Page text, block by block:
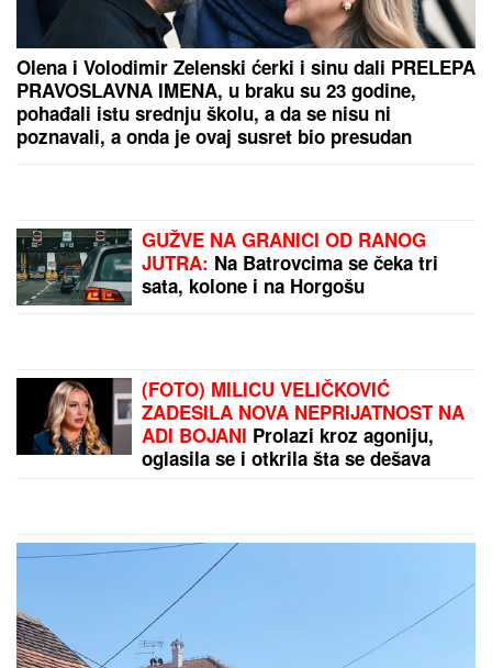
by Aklamator
PREPORUKA ZA VAS
Marinkovićeve: Priznali kakav im je odnos nakon
skandala
Slovenački vojnici postali hit na
mrežama: Marširali i zapevali, a
KRVAVA ČITULJA POKRENULA
PAKAO U BALKANSKOM GRADU?!
Opsadno stanje na ulicama, MECI
LETE NA SVE STRANE: Drama
počela ubistvom na sastanku zbog
duga Zviceru, onda je usledio HAOS